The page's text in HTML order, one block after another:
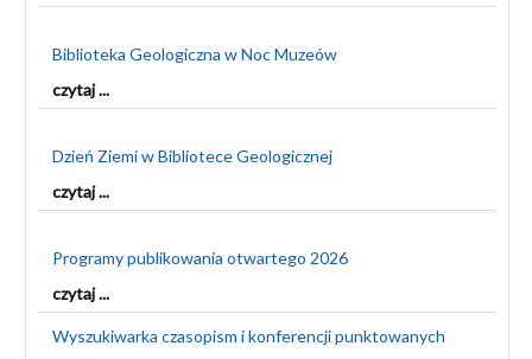
Biblioteka Geologiczna w Noc Muzeów
czytaj ...
Dzień Ziemi w Bibliotece Geologicznej
czytaj ...
Programy publikowania otwartego 2026
czytaj ...
Wyszukiwarka czasopism i konferencji punktowanych